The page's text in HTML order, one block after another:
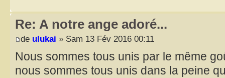
Re: A notre ange adoré...
de ulukai » Sam 13 Fév 2016 00:11
Nous sommes tous unis par le même
nous sommes tous unis dans la peine